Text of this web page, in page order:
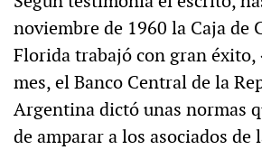
noviembre de 1960 la Caja de
Florida trabajó con gran éxito,
mes, el Banco Central de la
Argentina dictó unas normas
de amparar a los asociados de